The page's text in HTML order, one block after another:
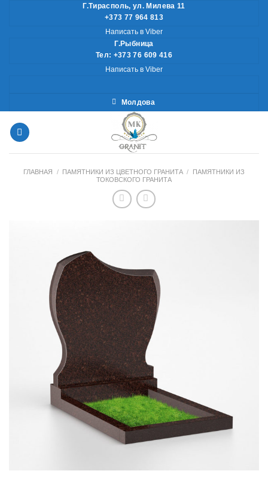
Г.Тирасполь, ул. Милева 11
+373 77 964 813
Написать в Viber
Г.Рыбница
Тел: +373 76 609 416
Написать в Viber
Молдова
ГЛАВНАЯ / ПАМЯТНИКИ ИЗ ЦВЕТНОГО ГРАНИТА /
ПАМЯТНИКИ ИЗ
ТОКОВСКОГО ГРАНИТА